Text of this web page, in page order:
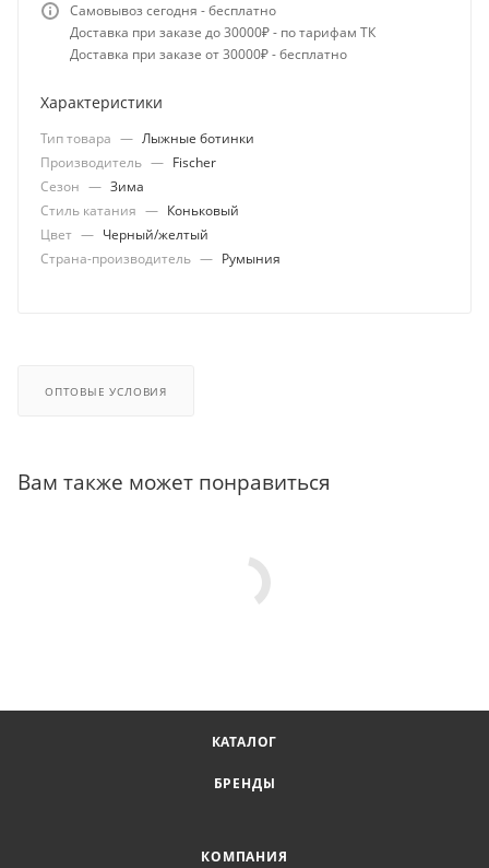
Самовывоз сегодня - бесплатно
Доставка при заказе до 30000₽ - по тарифам ТК
Доставка при заказе от 30000₽ - бесплатно
Характеристики
Тип товара — Лыжные ботинки
Производитель — Fischer
Сезон — Зима
Стиль катания — Коньковый
Цвет — Черный/желтый
Страна-производитель — Румыния
ОПТОВЫЕ УСЛОВИЯ
Вам также может понравиться
КАТАЛОГ
БРЕНДЫ
КОМПАНИЯ